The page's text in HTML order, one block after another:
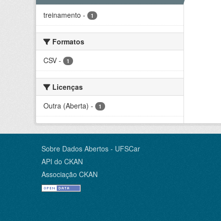
treinamento - 1
Formatos
CSV - 1
Licenças
Outra (Aberta) - 1
Sobre Dados Abertos - UFSCar
API do CKAN
Associação CKAN